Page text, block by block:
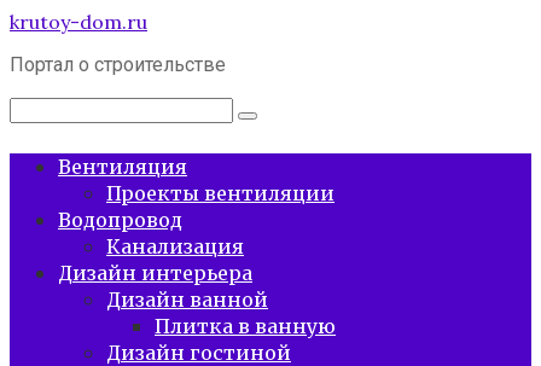
Перейти
контенту
krutoy-dom.ru
Портал о строительстве
Поиск:
Вентиляция
Проекты вентиляции
Водопровод
Канализация
Дизайн интерьера
Дизайн ванной
Плитка в ванную
Дизайн гостиной